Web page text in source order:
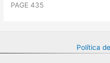
PAGE 435
Política